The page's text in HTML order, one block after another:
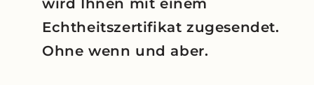
wird Ihnen mit einem
Echtheitszertifikat zugesendet.
Ohne wenn und aber.